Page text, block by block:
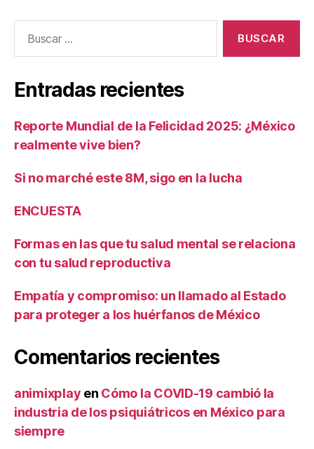
Entradas recientes
Reporte Mundial de la Felicidad 2025: ¿México
realmente vive bien?
Si no marché este 8M, sigo en la lucha
ENCUESTA
Formas en las que tu salud mental se relaciona
con tu salud reproductiva
Empatía y compromiso: un llamado al Estado
para proteger a los huérfanos de México
Comentarios recientes
animixplay en Cómo la COVID-19 cambió la
industria de los psiquiátricos en México para
siempre